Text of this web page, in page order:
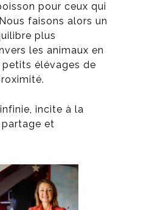
pour ceux qui
faisons alors un
plus
les animaux en
élévages de
incite à la
et